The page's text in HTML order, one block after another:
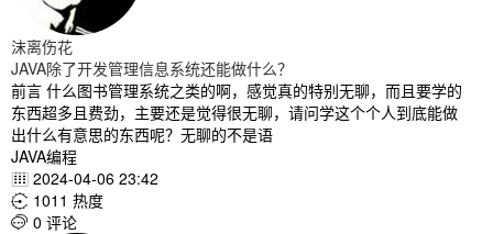
沫离伤花
JAVA除了开发管理信息系统还能做什么？
前言 什么图书管理系统之类的啊，感觉真的特别无聊，而且要学的
东西超多且费劲，主要还是觉得很无聊，请问学这个个人到底能做
出什么有意思的东西呢？无聊的不是语
JAVA编程
 2024-04-06 23:42
 1011 热度
 0 评论